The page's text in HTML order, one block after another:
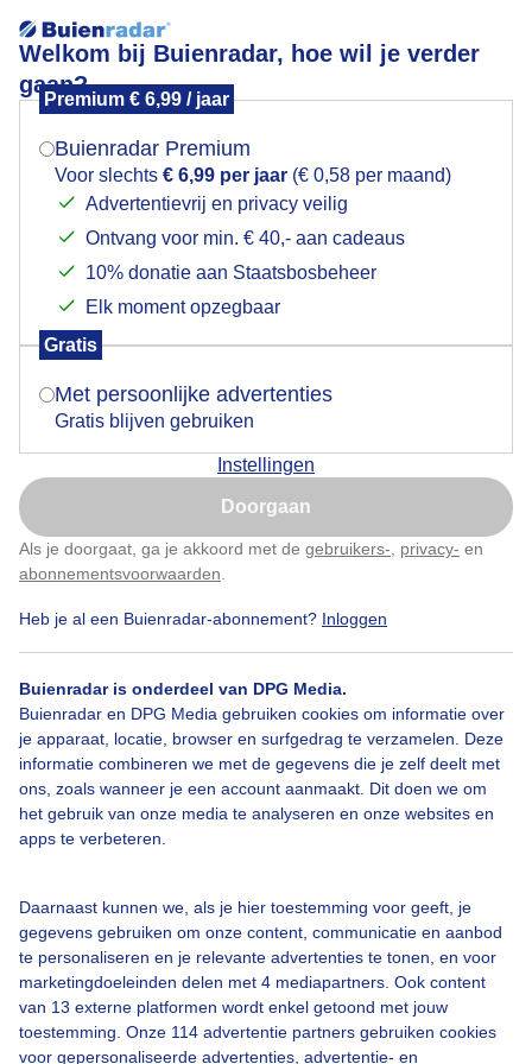
Welkom bij Buienradar, hoe wil je verder
gaan?
Premium € 6,99 / jaar
Buienradar Premium
Voor slechts € 6,99 per jaar (€ 0,58 per maand)
Advertentievrij en privacy veilig
Ontvang voor min. € 40,- aan cadeaus
10% donatie aan Staatsbosbeheer
Elk moment opzegbaar
Gratis
Met persoonlijke advertenties
Gratis blijven gebruiken
Instellingen
Doorgaan
Als je doorgaat, ga je akkoord met de gebruikers- privacy- en
abonnementsvoorwaarden
Heb je al een Buienradar-abonnement? Inloggen
Buienradar is onderdeel van DPG Media.
Buienradar en DPG Media gebruiken cookies om informatie over
je apparaat, locatie, browser en surfgedrag te verzamelen. Deze
informatie combineren we met de gegevens die je zelf deelt met
ons, zoals wanneer je een account aanmaakt. Dit doen we om
het gebruik van onze media te analyseren en onze websites en
apps te verbeteren.
Daarnaast kunnen we, als je hier toestemming voor geeft, je
gegevens gebruiken om onze content, communicatie en aanbod
te personaliseren en je relevante advertenties te tonen, en voor
marketingdoeleinden delen met 4 mediapartners. Ook content
van 13 externe platformen wordt enkel getoond met jouw
toestemming. Onze 114 advertentie partners gebruiken cookies
voor gepersonaliseerde advertenties, advertentie- en
heijdsekerkje
Populaire categorieën
Lente
Zomer
Over Buienradar
Bedrijfsgegevens
Veelgestelde vragen
Contact
Gebruikersvoorwaarden
Adverteren
Buienradar Team
Privacy beleid
Mogen we je locatie gebruiken voor het
Indien je hier nog geen akkoord op hebt gegeven,
verschijnt er zo een pop-up uit je browser waarin
Is goed, toon de popup
Nu niet, misschien later
Klik hierom dit aan te passen